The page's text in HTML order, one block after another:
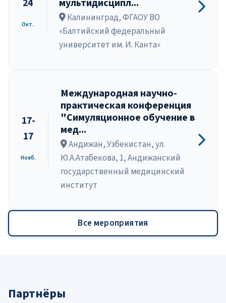
24
Окт.
мультидисципл...
Калининград, ФГАОУ ВО
«Балтийский федеральный
университет им. И. Канта»
17-
17
Нояб.
Международная научно-
практическая конференция
"Симуляционное обучение в
мед...
Андижан, Узбекистан, ул.
Ю.А.Атабекова, 1, Андижанский
государственный медицинский
институт
Все мероприятия
Партнёры